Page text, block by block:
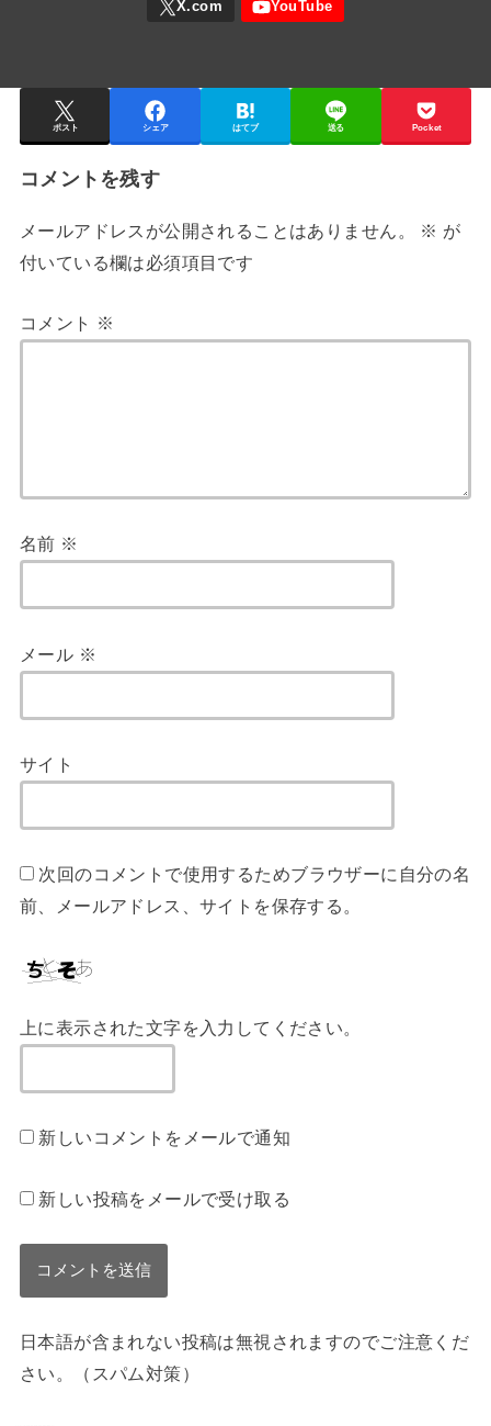
ポスト シェア はてブ 送る Pocket
コメントを残す
メールアドレスが公開されることはありません。 ※ が
付いている欄は必須項目です
コメント ※
名前 ※
メール ※
サイト
次回のコメントで使用するためブラウザーに自分の名
前、メールアドレス、サイトを保存する。
上に表示された文字を入力してください。
新しいコメントをメールで通知
新しい投稿をメールで受け取る
日本語が含まれない投稿は無視されますのでご注意くだ
さい。（スパム対策）